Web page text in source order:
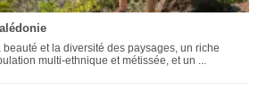
et la diversité des paysages, un riche
multi-ethnique et métissée, et un ...